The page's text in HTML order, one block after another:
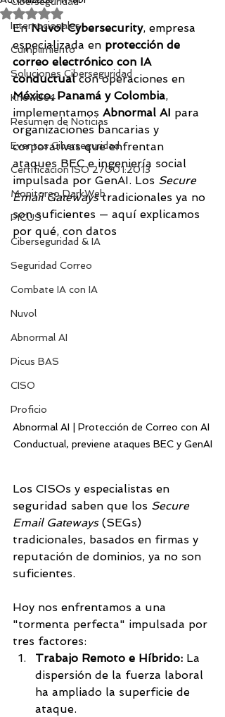
Internacionales
Cumplimiento
Soluciones Ciberseguridad
KnowBe4
Resumen de Noticias
Eventos Ciberseguridad
Certificacion ISO 27001:2013
Monitoreo DarkWeb
PICUS
Ciberseguridad & IA
Seguridad Correo
Combate IA con IA
Nuvol
Abnormal AI
Picus BAS
CISO
Proficio
Obtuvo NaN de 5 estrellas.
En Nuvol Cybersecurity, empresa
especializada en protección de
correo electrónico con IA
conductual con operaciones en
México, Panamá y Colombia,
implementamos Abnormal AI para
organizaciones bancarias y
corporativas que enfrentan
ataques BEC e ingeniería social
impulsada por GenAI. Los Secure
Email Gateways tradicionales ya no
son suficientes — aquí explicamos
por qué, con datos
Abnormal AI | Protección de Correo con AI
Conductual, previene ataques BEC y GenAI
Los CISOs y especialistas en
seguridad saben que los Secure
Email Gateways (SEGs)
tradicionales, basados en firmas y
reputación de dominios, ya no son
suficientes.
Hoy nos enfrentamos a una
"tormenta perfecta" impulsada por
tres factores:
Trabajo Remoto e Híbrido: La
dispersión de la fuerza laboral
ha ampliado la superficie de
ataque.